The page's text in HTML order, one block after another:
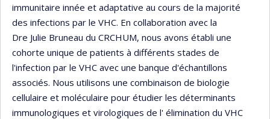
immunitaire innée et adaptative au cours de la majorité
des infections par le VHC. En collaboration avec la
Dre Julie Bruneau du CRCHUM, nous avons établi une
cohorte unique de patients à différents stades de
l'infection par le VHC avec une banque d'échantillons
associés. Nous utilisons une combinaison de biologie
cellulaire et moléculaire pour étudier les déterminants
immunologiques et virologiques de l' élimination du VHC